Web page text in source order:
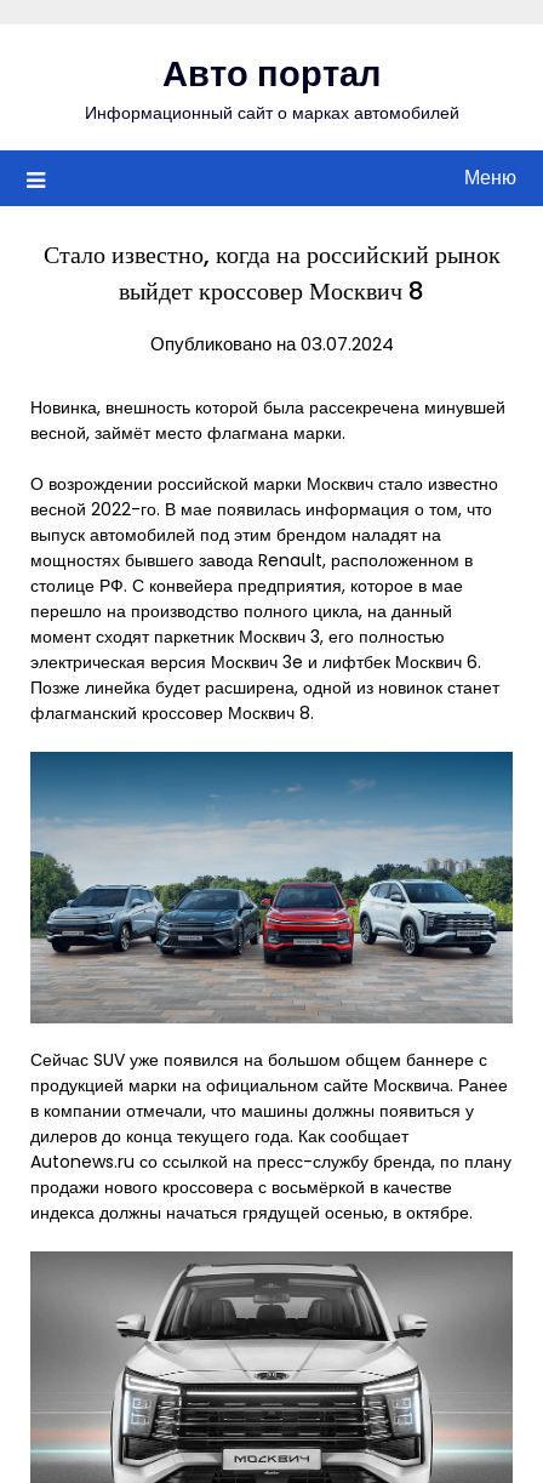
Авто портал
Информационный сайт о марках автомобилей
Меню
Стало известно, когда на российский рынок
выйдет кроссовер Москвич 8
Опубликовано на 03.07.2024
Новинка, внешность которой была рассекречена минувшей
весной, займёт место флагмана марки.
О возрождении российской марки Москвич стало известно
весной 2022-го. В мае появилась информация о том, что
выпуск автомобилей под этим брендом наладят на
мощностях бывшего завода Renault, расположенном в
столице РФ. С конвейера предприятия, которое в мае
перешло на производство полного цикла, на данный
момент сходят паркетник Москвич 3, его полностью
электрическая версия Москвич 3e и лифтбек Москвич 6.
Позже линейка будет расширена, одной из новинок станет
флагманский кроссовер Москвич 8.
Сейчас SUV уже появился на большом общем баннере с
продукцией марки на официальном сайте Москвича. Ранее
в компании отмечали, что машины должны появиться у
дилеров до конца текущего года. Как сообщает
Autonews.ru со ссылкой на пресс-службу бренда, по плану
продажи нового кроссовера с восьмёркой в качестве
индекса должны начаться грядущей осенью, в октябре.